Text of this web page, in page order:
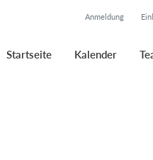
Anmeldung
Startseite Kalender